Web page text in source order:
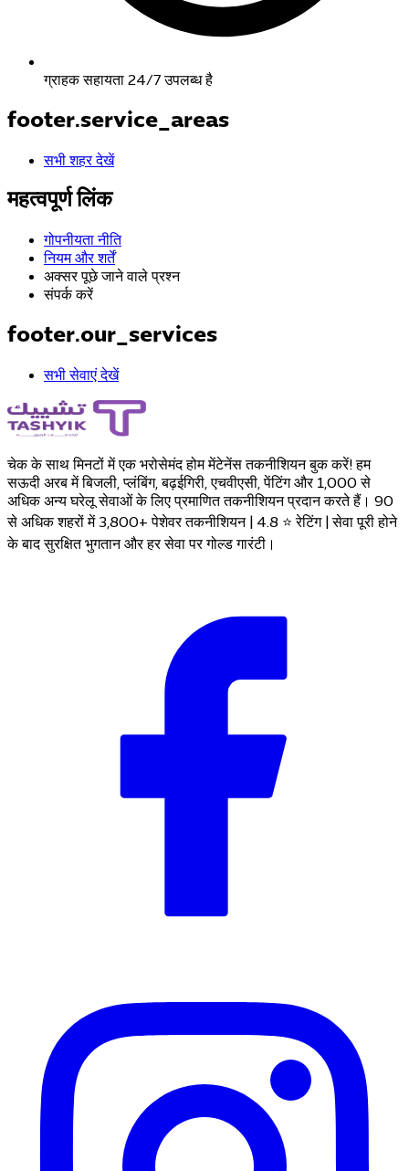
ग्राहक सहायता 24/7 उपलब्ध है
footer.service_areas
सभी शहर देखें
महत्वपूर्ण लिंक
गोपनीयता नीति
नियम और शर्तें
अक्सर पूछे जाने वाले प्रश्न
संपर्क करें
footer.our_services
सभी सेवाएं देखें
चेक के साथ मिनटों में एक भरोसेमंद होम मेंटेनेंस तकनीशियन बुक करें! हम
सऊदी अरब में बिजली, प्लंबिंग, बढ़ईगिरी, एचवीएसी, पेंटिंग और 1,000 से
अधिक अन्य घरेलू सेवाओं के लिए प्रमाणित तकनीशियन प्रदान करते हैं। 90
से अधिक शहरों में 3,800+ पेशेवर तकनीशियन | 4.8 ⭐ रेटिंग | सेवा पूरी होने
के बाद सुरक्षित भुगतान और हर सेवा पर गोल्ड गारंटी।